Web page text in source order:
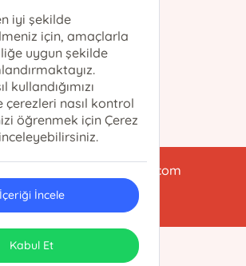
0212 438 47 78
Tasarım & Uygulama
iyi şekilde
için, amaçlarla
uygun şekilde
kullandığımızı
çerezleri nasıl kontrol
öğrenmek için Çerez
İçeriği İncele
Kabul Et